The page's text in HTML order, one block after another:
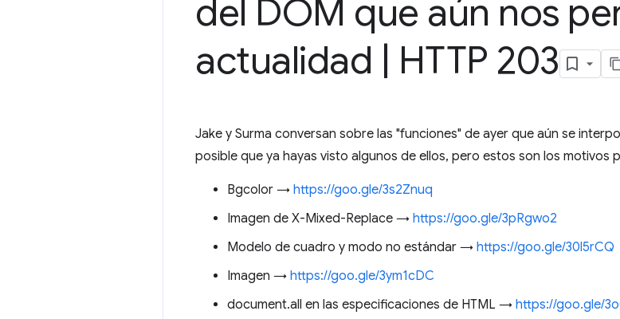
del DOM que aún nos
actualidad
HTTP 203
Jake y Surma conversan sobre las "funciones" de ayer que aún se
posible que ya hayas visto algunos de ellos, pero estos son los motivos
Bgcolor → https://goo.gle/3s2Znuq
Imagen de X-Mixed-Replace → https://goo.gle/3pRgwo2
Modelo de cuadro y modo no estándar → https://goo.gle/30l5rCQ
Imagen → https://goo.gle/3ym1cDC
document.all en las especificaciones de HTML → https://goo.gle/